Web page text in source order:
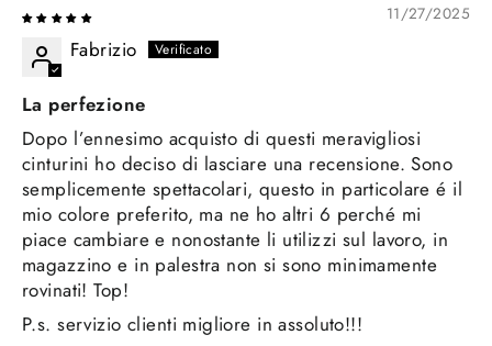
11/27/2025
Fabrizio
La perfezione
Dopo l’ennesimo acquisto di questi meravigliosi
cinturini ho deciso di lasciare una recensione. Sono
semplicemente spettacolari, questo in particolare é il
mio colore preferito, ma ne ho altri 6 perché mi
piace cambiare e nonostante li utilizzi sul lavoro, in
magazzino e in palestra non si sono minimamente
rovinati! Top!
P.s. servizio clienti migliore in assoluto!!!